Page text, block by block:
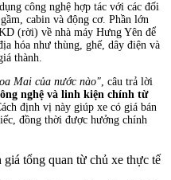
công nghệ hợp tác với các đối
cabin và động cơ. Phần lớn
(rời) về nhà máy Hưng Yên để
hóa như thùng, ghế, dây điện và
thành.
Mai của nước nào", câu trả lời
nghệ và linh kiện chính từ
định vị này giúp xe có giá bán
đồng thời được hưởng chính
tổng quan từ chủ xe thực tế